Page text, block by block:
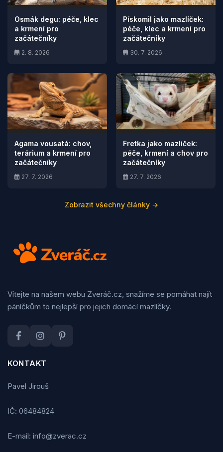
Osmák degu: péče, klec
a krmení pro
začátečníky
2. 8. 2026
Pískomil jako mazlíček:
péče, klec a krmení pro
začátečníky
30. 7. 2026
Agama vousatá: chov,
terárium a krmení pro
začátečníky
27. 7. 2026
Fretka jako mazlíček:
péče, krmení a chov pro
začátečníky
27. 7. 2026
Zobrazit všechny články →
Vítejte na našem webu Zveráč.cz, snažíme se pomáhat najít
páníčkům to nejlepší pro jejich domácí mazlíčky.
KONTAKT
Pavel Jirouš
IČ: 06484824
E-mail: info@zverac.cz